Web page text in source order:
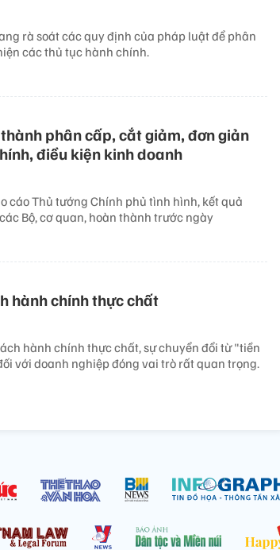
rà soát các quy định của pháp luật để phân
các thủ tục hành chính.
phân cấp, cắt giảm, đơn giản
điều kiện kinh doanh
cáo Thủ tướng Chính phủ tình hình, kết quả
Bộ, cơ quan, hoàn thành trước ngày
hành chính thực chất
hành chính thực chất, sự chuyển đổi từ "tiền
với doanh nghiệp đóng vai trò rất quan trọng.